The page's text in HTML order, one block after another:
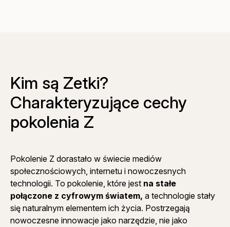
Kim są Zetki?
Charakteryzujące cechy
pokolenia Z
Pokolenie Z dorastało w świecie mediów
społecznościowych, internetu i nowoczesnych
technologii. To pokolenie, które jest na stałe
połączone z cyfrowym światem, a technologie stały
się naturalnym elementem ich życia. Postrzegają
nowoczesne innowacje jako narzędzie, nie jako